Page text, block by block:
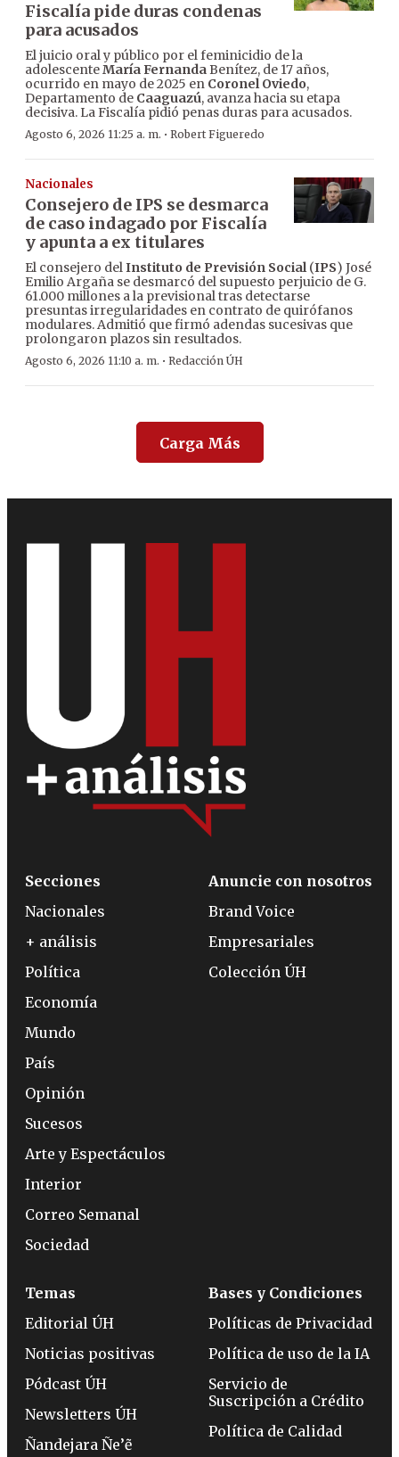
Fiscalía pide duras condenas
para acusados
El juicio oral y público por el feminicidio de la
adolescenteMaría FernandaBenítez, de 17 años,
ocurrido en mayo de 2025 en Coronel Oviedo,
Departamento de Caaguazú, avanza hacia su etapa
decisiva. La Fiscalía pidió penas duras para acusados.
Agosto 6, 2026 11:25 a. m. · Robert Figueredo
Nacionales
Consejero de IPS se desmarca
de caso indagado por Fiscalía
y apunta a ex titulares
El consejero delInstituto de Previsión Social(IPS) José
Emilio Argaña se desmarcó del supuesto perjuicio de G.
61.000 millones a la previsional tras detectarse
presuntas irregularidades en contrato de quirófanos
modulares. Admitió que firmó adendas sucesivas que
prolongaron plazos sin resultados.
Agosto 6, 2026 11:10 a. m. · Redacción ÚH
Carga Más
Secciones
Nacionales
+ análisis
Política
Economía
Mundo
País
Opinión
Sucesos
Arte y Espectáculos
Interior
Correo Semanal
Sociedad
Anuncie con nosotros
Brand Voice
Empresariales
Colección ÚH
Temas
Editorial ÚH
Noticias positivas
Pódcast ÚH
Newsletters ÚH
Ñandejara Ñe’ẽ
Bases y Condiciones
Políticas de Privacidad
Política de uso de la IA
Servicio de
Suscripción a Crédito
Política de Calidad